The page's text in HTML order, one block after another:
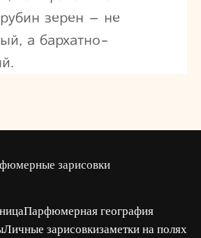
зерен – не
а бархатно-
зарисовки
Парфюмерная география
Личные зарисовкизаметки на полях